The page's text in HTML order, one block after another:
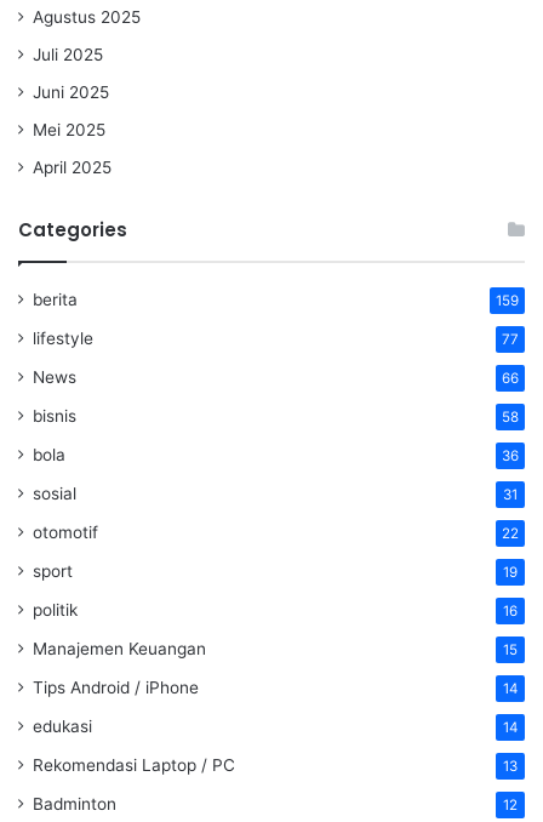
Agustus 2025
Juli 2025
Juni 2025
Mei 2025
April 2025
Categories
berita 159
lifestyle 77
News 66
bisnis 58
bola 36
sosial 31
otomotif 22
sport 19
politik 16
Manajemen Keuangan 15
Tips Android / iPhone 14
edukasi 14
Rekomendasi Laptop / PC 13
Badminton 12